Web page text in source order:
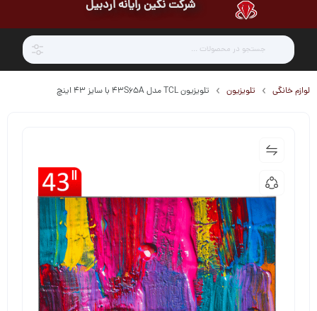
شرکت نگین رایانه اردبیل
لوازم خانگی تلویزیون تلویزیون TCL مدل 43S65A با سایز 43 اینچ